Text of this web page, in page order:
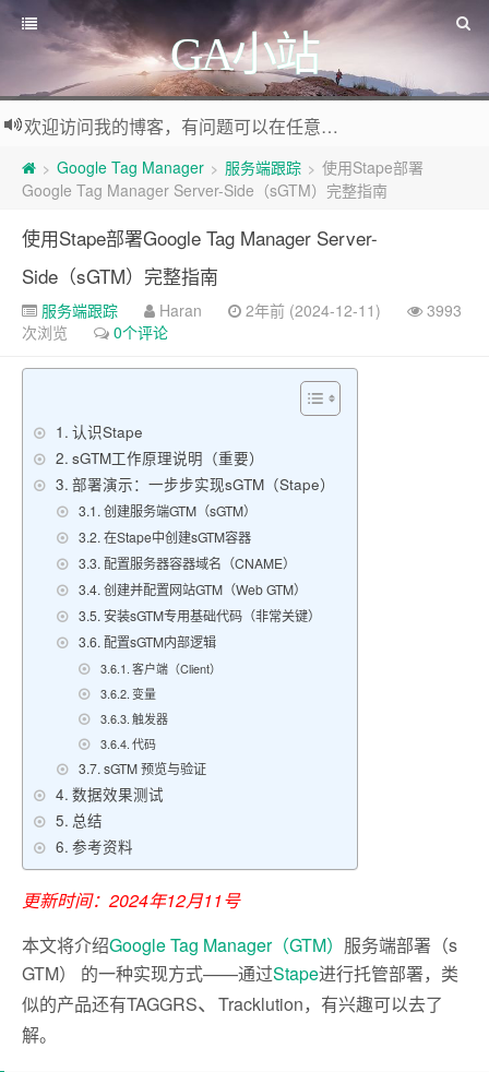
GA小站
欢迎访问我的博客，有问题可以在任意文章底部留言评论
> Google Tag Manager > 服务端跟踪 > 使用Stape部署
Google Tag Manager Server-Side（sGTM）完整指南
使用Stape部署Google Tag Manager Server-
Side（sGTM）完整指南
服务端跟踪 Haran 2年前 (2024-12-11)
3993
次浏览
0个评论
认识Stape
sGTM工作原理说明（重要）
部署演示：一步步实现sGTM（Stape）
创建服务端GTM（sGTM）
在Stape中创建sGTM容器
配置服务器容器域名（CNAME）
创建并配置网站GTM（Web GTM）
安装sGTM专用基础代码（非常关键）
配置sGTM内部逻辑
客户端（Client）
变量
触发器
代码
sGTM 预览与验证
数据效果测试
总结
参考资料
更新时间：2024年12月11号
本文将介绍Google Tag Manager（GTM） 服务端部署（s
GTM） 的一种实现方式——通过Stape进行托管部署，类
似的产品还有TAGGRS、 Tracklution，有兴趣可以去了
解。